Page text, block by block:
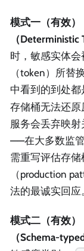
模式一（有效
（Deterministic
时，敏感实体
（token）所替
中看到的到处都
存储桶无法还
服务会丢弃映
——在大多数监
需重写评估存
（production
法的最诚实回应
模式二（有效
（Schema-